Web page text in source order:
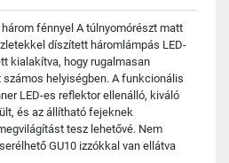
fénnyel A túlnyomórészt matt
díszített háromlámpás LED-
kialakítva, hogy rugalmasan
helyiségben. A funkcionális
LED-es reflektor ellenálló, kiváló
és az állítható fejeknek
tesz lehetővé. Nem
GU10 izzókkal van ellátva